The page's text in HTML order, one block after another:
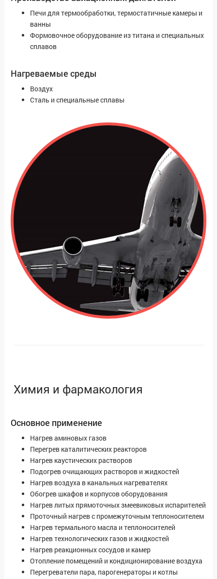
Печи для термообработки, термостатичные камеры и
ванны
Формовочное оборудование из титана и специальных
сплавов
Нагреваемые среды
Воздух
Сталь и специальные сплавы
Химия и фармакология
Основное применение
Нагрев аминовых газов
Перегрев каталитических реакторов
Нагрев каустических растворов
Подогрев очищающих растворов и жидкостей
Нагрев воздуха в канальных нагревателях
Обогрев шкафов и корпусов оборудования
Нагрев литых прямоточных змеевиковых испарителей
Проточный нагрев с промежуточным теплоносителем
Нагрев термального масла и теплоносителей
Нагрев технологических газов и жидкостей
Нагрев реакционных сосудов и камер
Отопление помещений и кондиционирование воздуха
Перегреватели пара, парогенераторы и котлы